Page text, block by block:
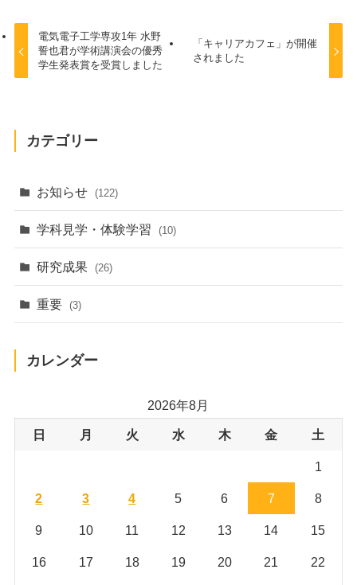
電気電子工学専攻1年 水野
誓也君が学術講演会の優秀
学生発表賞を受賞しました
「キャリアカフェ」が開催
されました
カテゴリー
お知らせ (122)
学科見学・体験学習 (10)
研究成果 (26)
重要 (3)
カレンダー
2026年8月
日 月 火 水 木 金 土
1
2 3 4 5 6 7 8
9 10 11 12 13 14 15
16 17 18 19 20 21 22